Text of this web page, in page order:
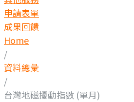
申請表單
成果回饋
Home
/
資料總彙
/
台灣地磁擾動指數 (單月)